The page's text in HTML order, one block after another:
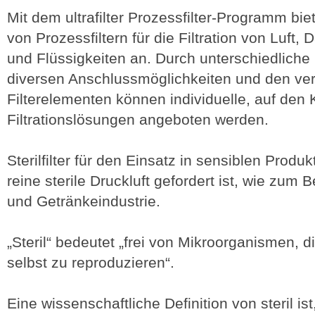
Mit dem ultrafilter Prozessfilter-Programm
von Prozessfiltern für die Filtration von Luft,
und Flüssigkeiten an. Durch
diversen Anschlussmöglichkeiten und den
Filterelementen können individuelle, auf den
Filtrationslösungen angeboten werden.
Sterilfilter für den Einsatz in sensiblen
reine sterile Druckluft gefordert ist, wie zum
und Getränkeindustrie.
„Steril“ bedeutet „frei von Mikroorganismen,
selbst zu reproduzieren“.
Eine wissenschaftliche Definition von steril